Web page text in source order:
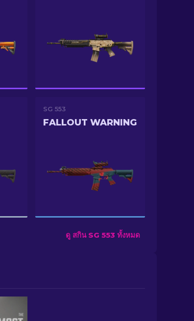
SG 553
FALLOUT WARNING
ดู สกิน SG 553 ทั้งหมด